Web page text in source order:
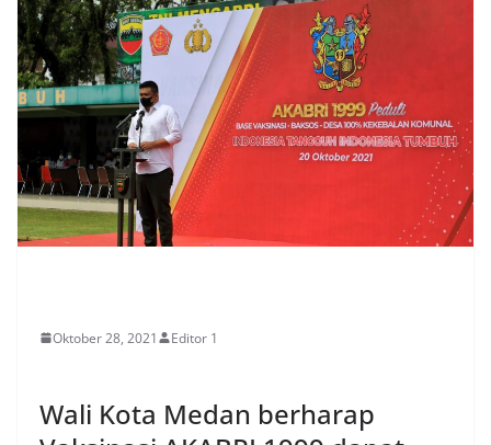
Oktober 28, 2021 Editor 1
Wali Kota Medan berharap